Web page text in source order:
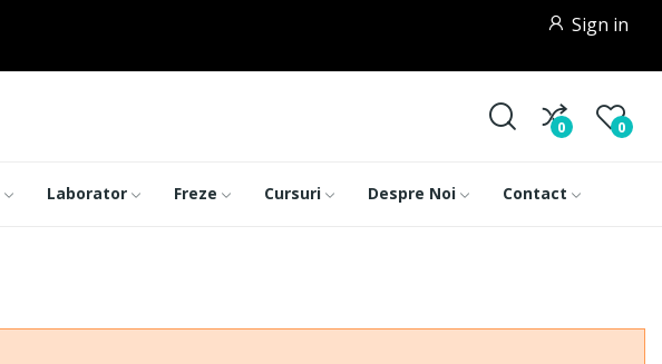
Sign in
0 0
Laborator Freze Cursuri Despre Noi Contact